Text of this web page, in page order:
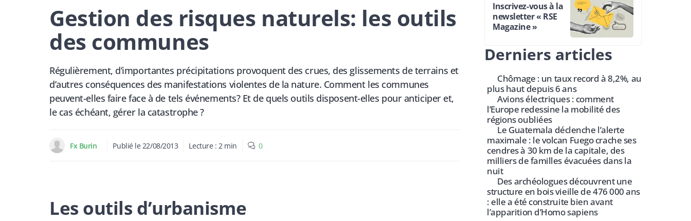
Gestion des risques naturels: les outils
des communes
Régulièrement, d’importantes précipitations provoquent des crues, des glissements de terrains et
d’autres conséquences des manifestations violentes de la nature. Comment les communes
peuvent-elles faire face à de tels événements? Et de quels outils disposent-elles pour anticiper et,
le cas échéant, gérer la catastrophe ?
Fx Burin Publié le 22/08/2013 Lecture : 2 min 0
Les outils d’urbanisme
Inscrivez-vous à la
newsletter « RSE
Magazine »
Derniers articles
Chômage : un taux record à 8,2%, au
plus haut depuis 6 ans
Avions électriques : comment
l’Europe redessine la mobilité des
régions oubliées
Le Guatemala déclenche l’alerte
maximale : le volcan Fuego crache ses
cendres à 30 km de la capitale, des
milliers de familles évacuées dans la
nuit
Des archéologues découvrent une
structure en bois vieille de 476 000 ans
: elle a été construite bien avant
l’apparition d’Homo sapiens